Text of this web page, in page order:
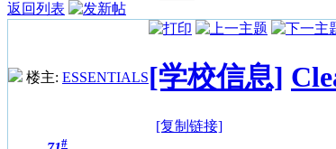
返回列表
楼主: ESSENTIALS[学校信息]
[复制链接]
#